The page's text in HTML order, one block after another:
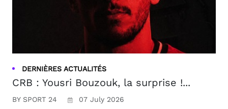
DERNIÈRES ACTUALITÉS
CRB : Yousri Bouzouk, la surprise !...
BY SPORT 24 07 July 2026